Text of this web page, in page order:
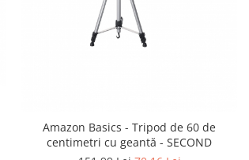
Amazon Basics - Tripod de 60 de
centimetri cu geantă - SECOND